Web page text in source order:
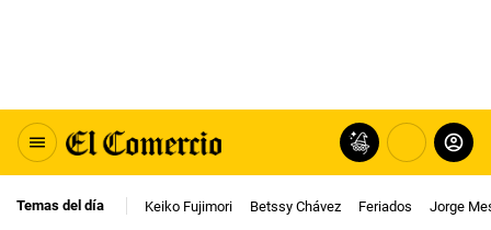
Temas del día Keiko Fujimori Betssy Chávez Feriados Jorge